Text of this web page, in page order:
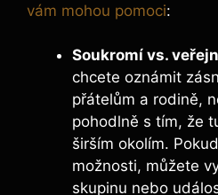
vám mohou pomoci:
Soukromí vs.
chcete oznámit
přátelům a rodině,
pohodlně s tím, že
širším okolím.
možnosti, můžete
skupinu nebo